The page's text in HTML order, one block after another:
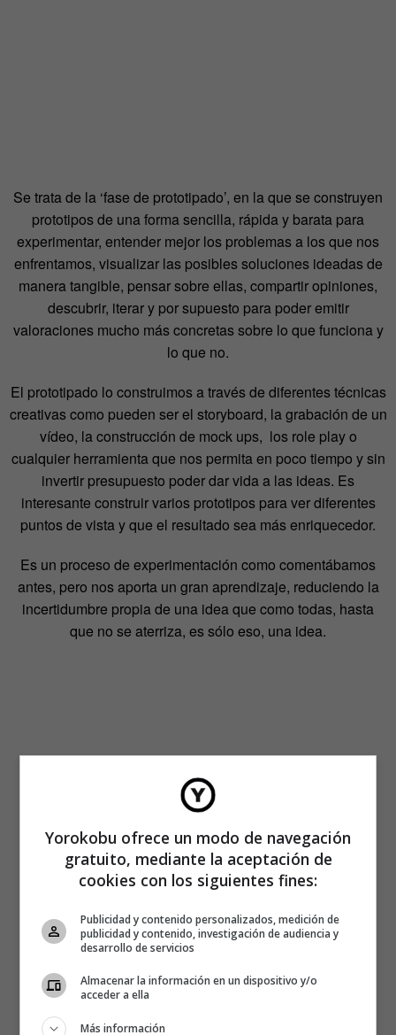
Se trata de la ‘fase de prototipado’, en la que se construyen
prototipos de una forma sencilla, rápida y barata para
experimentar, entender mejor los problemas a los que nos
enfrentamos, visualizar las posibles soluciones ideadas de
manera tangible, pensar sobre ellas, compartir opiniones,
descubrir, iterar y por supuesto para poder emitir
valoraciones mucho más concretas sobre lo que funciona y
lo que no.
El prototipado lo construimos a través de diferentes técnicas
creativas como pueden ser el storyboard, la grabación de un
vídeo, la construcción de mock ups, los role play o
cualquier herramienta que nos permita en poco tiempo y sin
invertir presupuesto poder dar vida a las ideas. Es
interesante construir varios prototipos para ver diferentes
puntos de vista y que el resultado sea más enriquecedor.
Es un proceso de experimentación como comentábamos
antes, pero nos aporta un gran aprendizaje, reduciendo la
incertidumbre propia de una idea que como todas, hasta
que no se aterriza, es sólo eso, una idea.
Yorokobu ofrece un modo de navegación
gratuito, mediante la aceptación de
cookies con los siguientes fines:
Publicidad y contenido personalizados, medición de
publicidad y contenido, investigación de audiencia y
desarrollo de servicios
Almacenar la información en un dispositivo y/o
acceder a ella
Más información